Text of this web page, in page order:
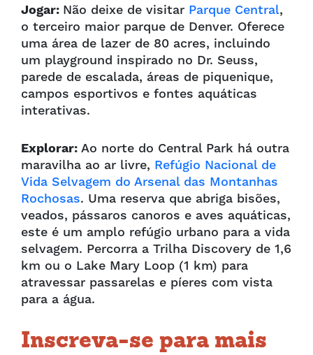
Jogar: Não deixe de visitar Parque Central,
o terceiro maior parque de Denver. Oferece
uma área de lazer de 80 acres, incluindo
um playground inspirado no Dr. Seuss,
parede de escalada, áreas de piquenique,
campos esportivos e fontes aquáticas
interativas.
Explorar: Ao norte do Central Park há outra
maravilha ao ar livre, Refúgio Nacional de
Vida Selvagem do Arsenal das Montanhas
Rochosas. Uma reserva que abriga bisões,
veados, pássaros canoros e aves aquáticas,
este é um amplo refúgio urbano para a vida
selvagem. Percorra a Trilha Discovery de 1,6
km ou o Lake Mary Loop (1 km) para
atravessar passarelas e píeres com vista
para a água.
Inscreva-se para mais